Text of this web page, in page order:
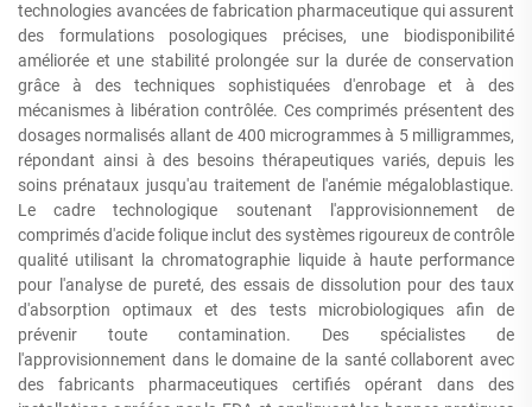
technologies avancées de fabrication pharmaceutique qui assurent
des formulations posologiques précises, une biodisponibilité
améliorée et une stabilité prolongée sur la durée de conservation
grâce à des techniques sophistiquées d'enrobage et à des
mécanismes à libération contrôlée. Ces comprimés présentent des
dosages normalisés allant de 400 microgrammes à 5 milligrammes,
répondant ainsi à des besoins thérapeutiques variés, depuis les
soins prénataux jusqu'au traitement de l'anémie mégaloblastique.
Le cadre technologique soutenant l'approvisionnement de
comprimés d'acide folique inclut des systèmes rigoureux de contrôle
qualité utilisant la chromatographie liquide à haute performance
pour l'analyse de pureté, des essais de dissolution pour des taux
d'absorption optimaux et des tests microbiologiques afin de
prévenir toute contamination. Des spécialistes de
l'approvisionnement dans le domaine de la santé collaborent avec
des fabricants pharmaceutiques certifiés opérant dans des